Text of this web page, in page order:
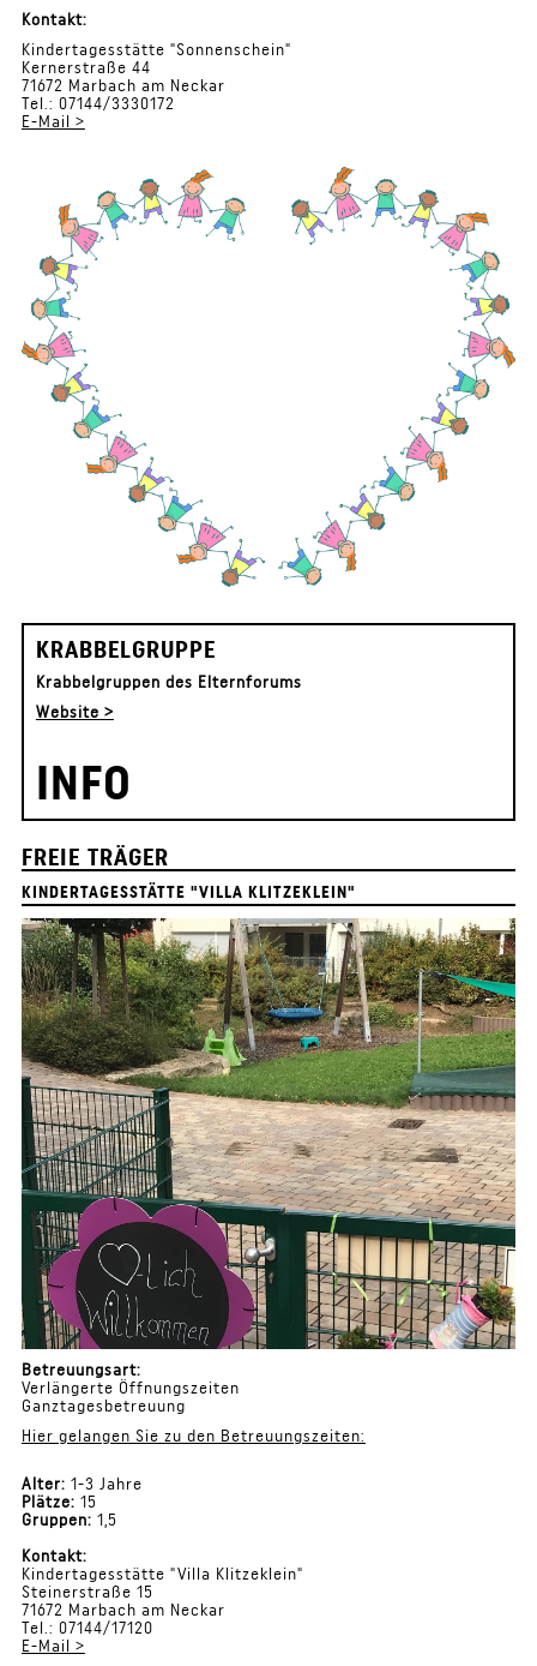
Kontakt:
Kindertagesstätte "Sonnenschein"
Kernerstraße 44
71672 Marbach am Neckar
Tel.: 07144/3330172
E-Mail >
KRABBELGRUPPE
Krabbelgruppen des Elternforums
Website >
INFO
FREIE TRÄGER
KINDERTAGESSTÄTTE "VILLA KLITZEKLEIN"
Betreuungsart:
Verlängerte Öffnungszeiten
Ganztagesbetreuung
Hier gelangen Sie zu den Betreuungszeiten:
Alter: 1-3 Jahre
Plätze: 15
Gruppen: 1,5
Kontakt:
Kindertagesstätte "Villa Klitzeklein"
Steinerstraße 15
71672 Marbach am Neckar
Tel.: 07144/17120
E-Mail >